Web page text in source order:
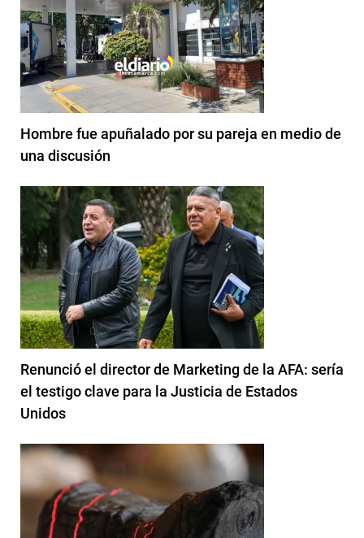
Hombre fue apuñalado por su pareja en medio de
una discusión
Renunció el director de Marketing de la AFA: sería
el testigo clave para la Justicia de Estados
Unidos